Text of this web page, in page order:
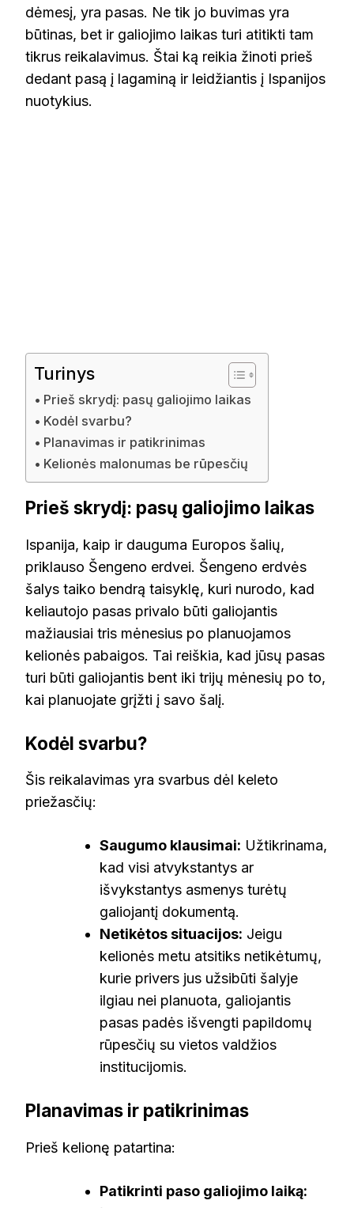
dėmesį, yra pasas. Ne tik jo buvimas yra
būtinas, bet ir galiojimo laikas turi atitikti tam
tikrus reikalavimus. Štai ką reikia žinoti prieš
dedant pasą į lagaminą ir leidžiantis į Ispanijos
nuotykius.
Turinys
Prieš skrydį: pasų galiojimo laikas
Kodėl svarbu?
Planavimas ir patikrinimas
Kelionės malonumas be rūpesčių
Prieš skrydį: pasų galiojimo laikas
Ispanija, kaip ir dauguma Europos šalių,
priklauso Šengeno erdvei. Šengeno erdvės
šalys taiko bendrą taisyklę, kuri nurodo, kad
keliautojo pasas privalo būti galiojantis
mažiausiai tris mėnesius po planuojamos
kelionės pabaigos. Tai reiškia, kad jūsų pasas
turi būti galiojantis bent iki trijų mėnesių po to,
kai planuojate grįžti į savo šalį.
Kodėl svarbu?
Šis reikalavimas yra svarbus dėl keleto
priežasčių:
Saugumo klausimai: Užtikrinama,
kad visi atvykstantys ar
išvykstantys asmenys turėtų
galiojantį dokumentą.
Netikėtos situacijos: Jeigu
kelionės metu atsitiks netikėtumų,
kurie privers jus užsibūti šalyje
ilgiau nei planuota, galiojantis
pasas padės išvengti papildomų
rūpesčių su vietos valdžios
institucijomis.
Planavimas ir patikrinimas
Prieš kelionę patartina:
Patikrinti paso galiojimo laiką: